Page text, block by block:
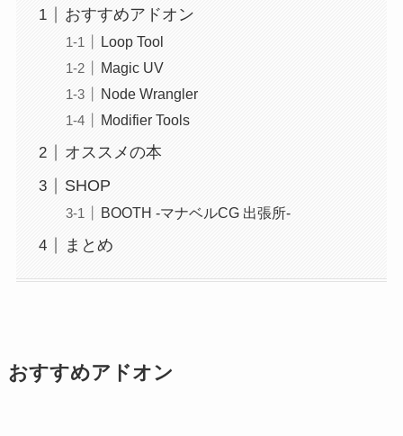
おすすめアドオン
Loop Tool
Magic UV
Node Wrangler
Modifier Tools
オススメの本
SHOP
BOOTH -マナベルCG 出張所-
まとめ
おすすめアドオン